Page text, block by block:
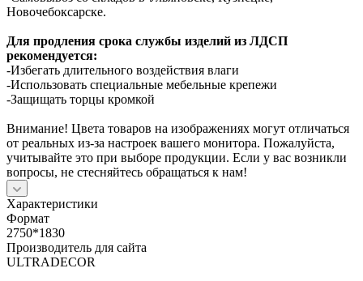
Новочебоксарске.
Для продления срока службы изделий из ЛДСП
рекомендуется:
-Избегать длительного воздействия влаги
-Использовать специальные мебельные крепежи
-Защищать торцы кромкой
Внимание! Цвета товаров на изображениях могут отличаться
от реальных из-за настроек вашего монитора. Пожалуйста,
учитывайте это при выборе продукции. Если у вас возникли
вопросы, не стесняйтесь обращаться к нам!
Характеристики
Формат
2750*1830
Производитель для сайта
ULTRADECOR